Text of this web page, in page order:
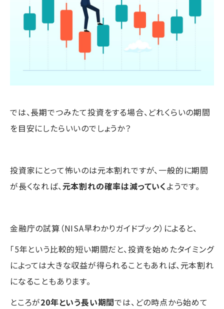
では、長期でつみたて投資をする場合、どれくらいの期間
を目安にしたらいいのでしょうか？
投資家にとって怖いのは元本割れですが、一般的に期間
が長くなれば、元本割れの確率は減っていくようです。
金融庁の試算（NISA早わかりガイドブック）によると、
「5年という比較的短い期間だと、投資を始めたタイミング
によっては大きな収益が得られることもあれば、元本割れ
になることもあります。
ところが20年という長い期間では、どの時点から始めて